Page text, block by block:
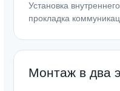
Установка
прокладка
Монтаж в два